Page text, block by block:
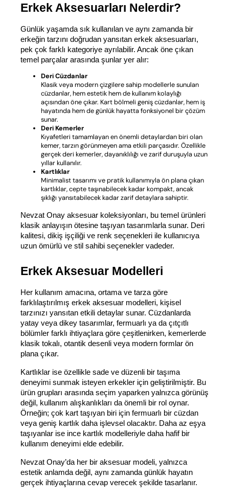
Erkek Aksesuarları Nelerdir?
Günlük yaşamda sık kullanılan ve aynı zamanda bir
erkeğin tarzını doğrudan yansıtan erkek aksesuarları,
pek çok farklı kategoriye ayrılabilir. Ancak öne çıkan
temel parçalar arasında şunlar yer alır:
Deri Cüzdanlar
Klasik veya modern çizgilere sahip modellerle sunulan
cüzdanlar, hem estetik hem de kullanım kolaylığı
açısından öne çıkar. Kart bölmeli geniş cüzdanlar, hem iş
hayatında hem de günlük hayatta fonksiyonel bir çözüm
sunar.
Deri Kemerler
Kıyafetleri tamamlayan en önemli detaylardan biri olan
kemer, tarzın görünmeyen ama etkili parçasıdır. Özellikle
gerçek deri kemerler, dayanıklılığı ve zarif duruşuyla uzun
yıllar kullanılır.
Kartlıklar
Minimalist tasarımı ve pratik kullanımıyla ön plana çıkan
kartlıklar, cepte taşınabilecek kadar kompakt, ancak
şıklığı yansıtabilecek kadar zarif detaylara sahiptir.
Nevzat Onay aksesuar koleksiyonları, bu temel ürünleri
klasik anlayışın ötesine taşıyan tasarımlarla sunar. Deri
kalitesi, dikiş işçiliği ve renk seçenekleri ile kullanıcıya
uzun ömürlü ve stil sahibi seçenekler vadeder.
Erkek Aksesuar Modelleri
Her kullanım amacına, ortama ve tarza göre
farklılaştırılmış erkek aksesuar modelleri, kişisel
tarzınızı yansıtan etkili detaylar sunar. Cüzdanlarda
yatay veya dikey tasarımlar, fermuarlı ya da çıtçıtlı
bölümler farklı ihtiyaçlara göre çeşitlenirken, kemerlerde
klasik tokalı, otantik desenli veya modern formlar ön
plana çıkar.
Kartlıklar ise özellikle sade ve düzenli bir taşıma
deneyimi sunmak isteyen erkekler için geliştirilmiştir. Bu
ürün grupları arasında seçim yaparken yalnızca görünüş
değil, kullanım alışkanlıkları da önemli bir rol oynar.
Örneğin; çok kart taşıyan biri için fermuarlı bir cüzdan
veya geniş kartlık daha işlevsel olacaktır. Daha az eşya
taşıyanlar ise ince kartlık modelleriyle daha hafif bir
kullanım deneyimi elde edebilir.
Nevzat Onay’da her bir aksesuar modeli, yalnızca
estetik anlamda değil, aynı zamanda günlük hayatın
gerçek ihtiyaçlarına cevap verecek şekilde tasarlanır.